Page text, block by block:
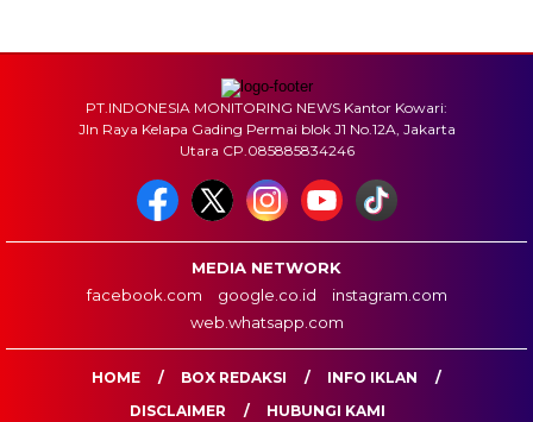
PT.INDONESIA MONITORING NEWS Kantor Kowari:
Jln Raya Kelapa Gading Permai blok J1 No.12A, Jakarta
Utara CP.085885834246
MEDIA NETWORK
facebook.com
google.co.id
instagram.com
web.whatsapp.com
HOME BOX REDAKSI
INFO IKLAN
DISCLAIMER
HUBUNGI KAMI